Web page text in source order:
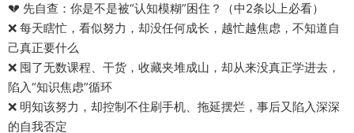
💔 先自查：你是不是被“认知模糊”困住？（中2条以上必看）
❌ 每天瞎忙，看似努力，却没任何成长，越忙越焦虑，不知道自
己真正要什么
❌ 囤了无数课程、干货，收藏夹堆成山，却从来没真正学进去，
陷入“知识焦虑”循环
❌ 明知该努力，却控制不住刷手机、拖延摆烂，事后又陷入深深
的自我否定